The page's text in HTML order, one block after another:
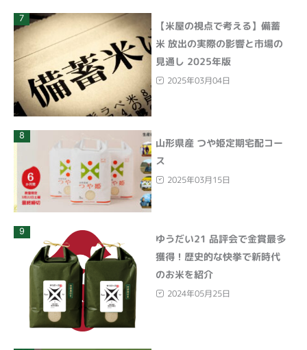
7
【米屋の視点で考える】備蓄
米 放出の実際の影響と市場の
見通し 2025年版
2025年03月04日
8
山形県産 つや姫定期宅配コー
ス
2025年03月15日
9
ゆうだい21 品評会で金賞最多
獲得！歴史的な快挙で新時代
のお米を紹介
2024年05月25日